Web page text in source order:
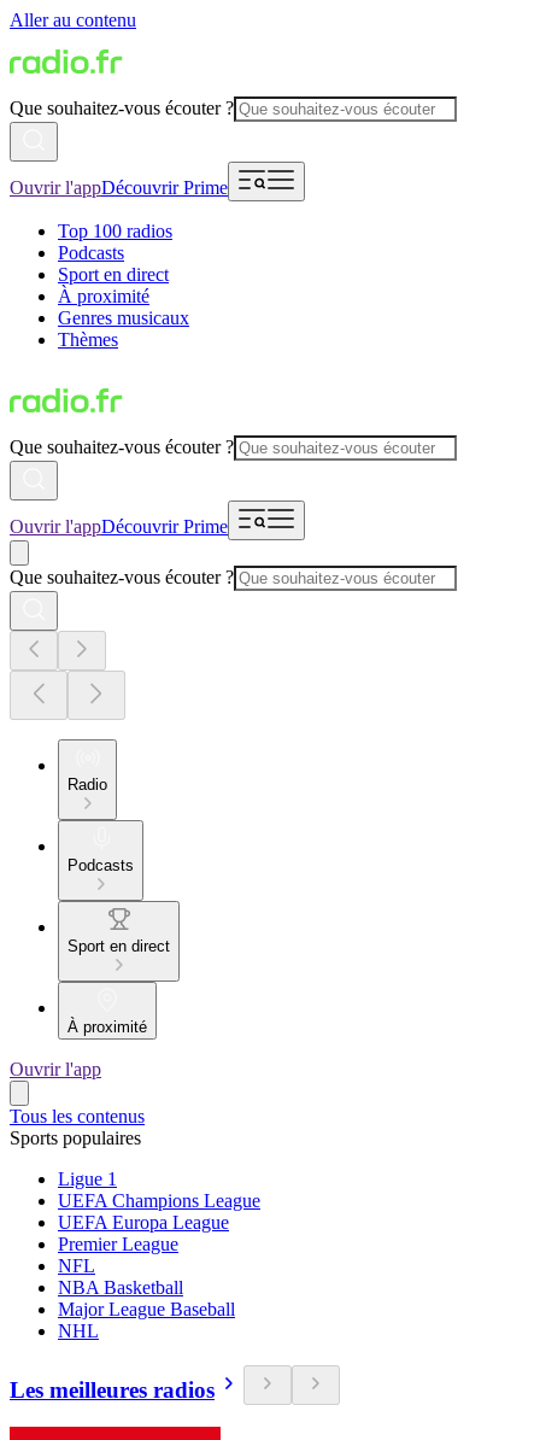
Aller au contenu
Que souhaitez-vous écouter ?
Ouvrir l'appDécouvrir Prime
Top 100 radios
Podcasts
Sport en direct
À proximité
Genres musicaux
Thèmes
Que souhaitez-vous écouter ?
Ouvrir l'appDécouvrir Prime
Que souhaitez-vous écouter ?
Radio
Podcasts
Sport en direct
À proximité
Ouvrir l'app
Tous les contenus
Sports populaires
Ligue 1
UEFA Champions League
UEFA Europa League
Premier League
NFL
NBA Basketball
Major League Baseball
NHL
Les meilleures radios